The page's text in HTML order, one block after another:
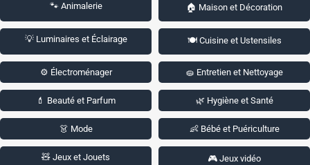
🐾 Animalerie 🏠 Maison et Décoration
💡 Luminaires et Éclairage 🍽️ Cuisine et Ustensiles
⚙️ Électroménager 🧽 Entretien et Nettoyage
💄 Beauté et Parfum 🌿 Hygiène et Santé
👗 Mode 👶 Bébé et Puériculture
🧸 Jeux et Jouets 🎮 Jeux vidéo